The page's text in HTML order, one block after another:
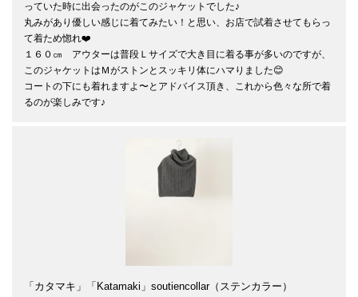
っていた時に出会ったのがこのジャケットでした♪
丸みがあり優しい感じに着てみたい！と思い、お店で試着させてもらっ
て着ため惚れ❤️
１６０㎝　アウターは普段Ｌサイズで大き目に着る事が多いのですが、
このジャケットはＭがストンとスッキリ体にハマりました😊
コートの下にも着れますよ〜とアドバイス頂き、これから色々な所で着
るのが楽しみです♪
「カタマキ」「Katamaki」soutiencollar（ステンカラー）